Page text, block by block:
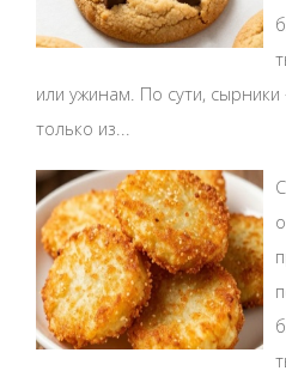
или ужинам. По сути,
только из...